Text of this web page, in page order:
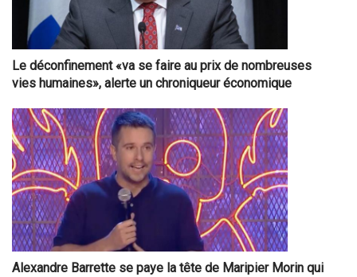
Le déconfinement «va se faire au prix de nombreuses
vies humaines», alerte un chroniqueur économique
Alexandre Barrette se paye la tête de Maripier Morin qui